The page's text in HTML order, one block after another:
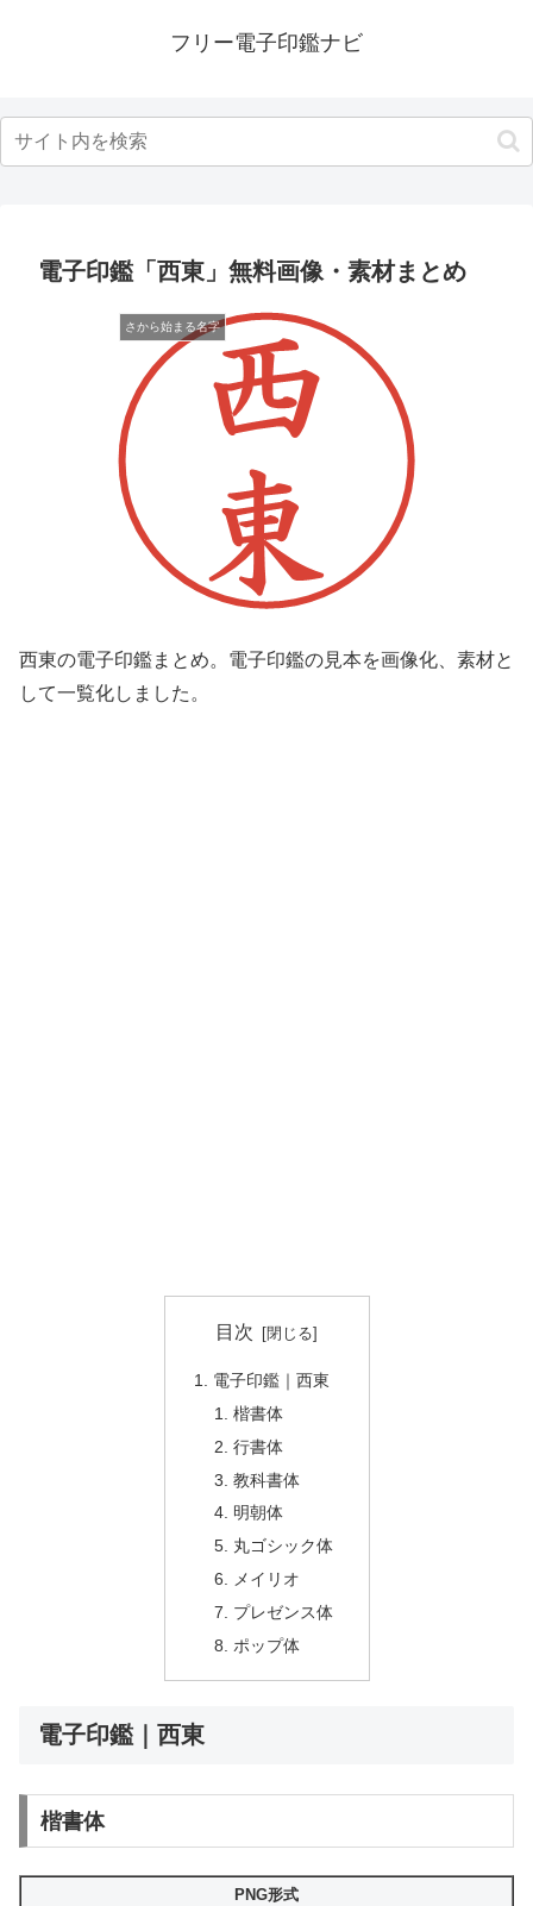
フリー電子印鑑ナビ
電子印鑑「西東」無料画像・素材まとめ
さから始まる名字
西東の電子印鑑まとめ。電子印鑑の見本を画像化、素材と
して一覧化しました。
目次
電子印鑑｜西東
楷書体
行書体
教科書体
明朝体
丸ゴシック体
メイリオ
プレゼンス体
ポップ体
電子印鑑｜西東
楷書体
PNG形式